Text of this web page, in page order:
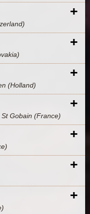
+
+
(Holland) +
St Gobain (France) +
+
+
+